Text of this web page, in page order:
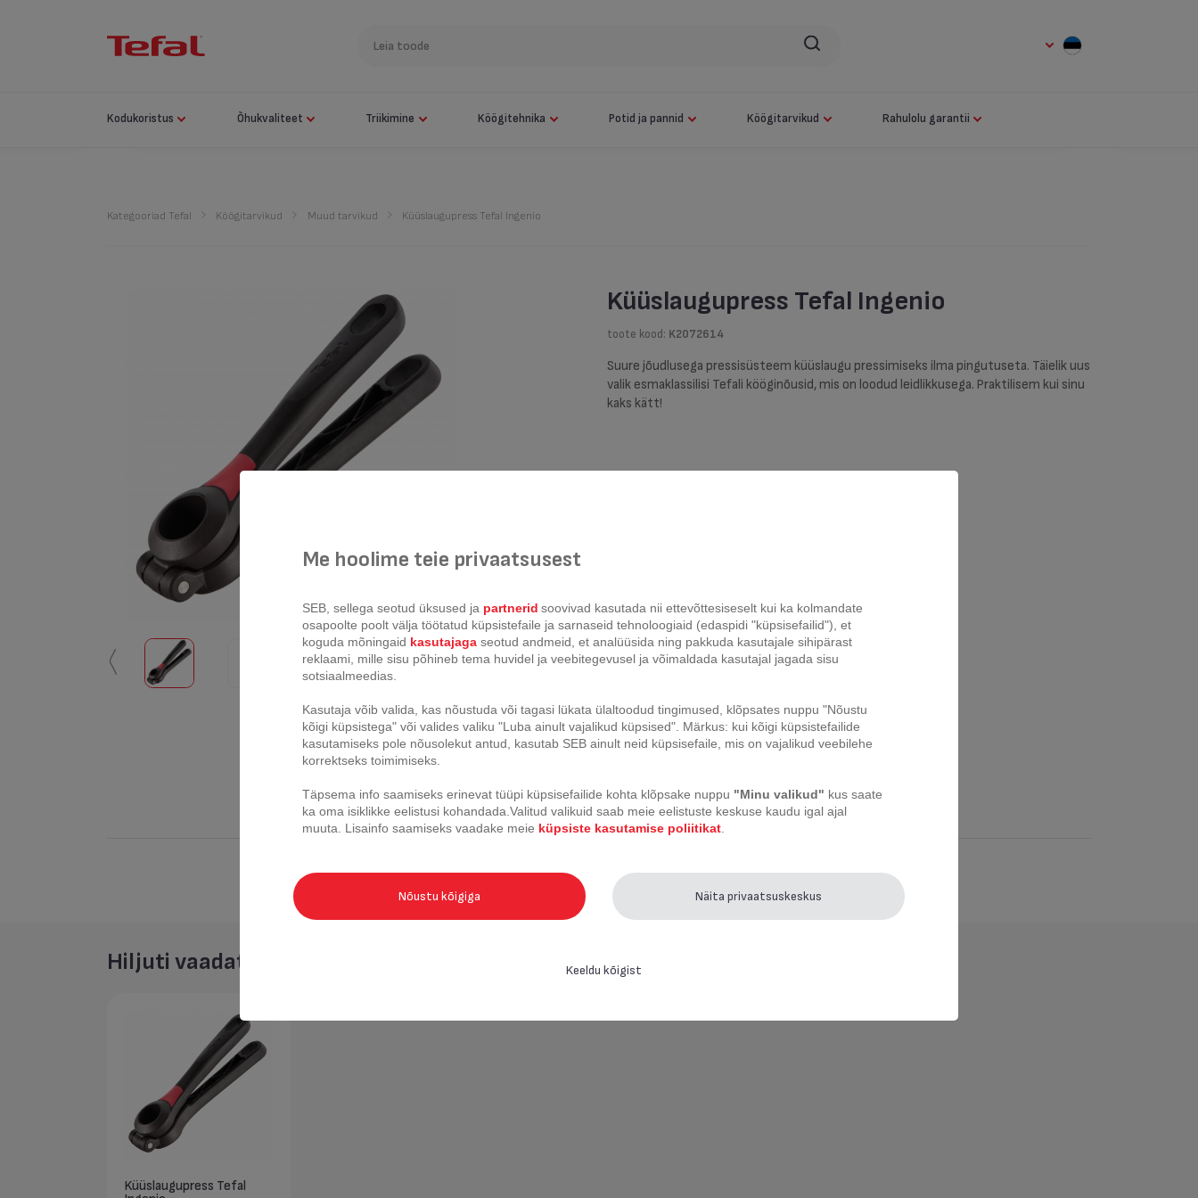
Elektrigrill Tefal OptiGrill Elite XL
Kodukoristus Õhukvaliteet Triikimine Köögitehnika Potid ja pannid Köögitarvikud Rahulolu garantii
Kategooriad Tefal Köögitarvikud Muud tarvikud Küüslaugupress Tefal Ingenio
〱 〱
Küüslaugupress Tefal Ingenio
toote kood: K2072614
Suure jõudlusega pressisüsteem küüslaugu pressimiseks ilma pingutuseta. Täielik uus
valik esmaklassilisi Tefali kööginõusid, mis on loodud leidlikkusega. Praktilisem kui sinu
kaks kätt!
Hiljuti vaadatud
Küüslaugupress Tefal
Me hoolime teie privaatsusest
SEB, sellega seotud üksused ja partnerid soovivad kasutada nii ettevõttesiseselt kui ka kolmandate
osapoolte poolt välja töötatud küpsistefaile ja sarnaseid tehnoloogiaid (edaspidi "küpsisefailid"), et
koguda mõningaid kasutajaga seotud andmeid, et analüüsida ning pakkuda kasutajale sihipärast
reklaami, mille sisu põhineb tema huvidel ja veebitegevusel ja võimaldada kasutajal jagada sisu
sotsiaalmeedias.
Kasutaja võib valida, kas nõustuda või tagasi lükata ülaltoodud tingimused, klõpsates nuppu "Nõustu
kõigi küpsistega" või valides valiku "Luba ainult vajalikud küpsised". Märkus: kui kõigi küpsistefailide
kasutamiseks pole nõusolekut antud, kasutab SEB ainult neid küpsisefaile, mis on vajalikud veebilehe
korrektseks toimimiseks.
Täpsema info saamiseks erinevat tüüpi küpsisefailide kohta klõpsake nuppu "Minu valikud" kus saate
ka oma isiklikke eelistusi kohandada. Valitud valikuid saab meie eelistuste keskuse kaudu igal ajal
muuta. Lisainfo saamiseks vaadake meie küpsiste kasutamise poliitikat
Nõustu kõigiga Näita privaatsuskeskus
Keeldu kõigist